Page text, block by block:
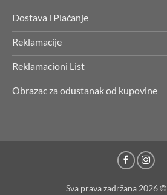
Dostava i Plaćanje
Reklamacije
Reklamacioni List
Obrazac za odustanak od kupovine
Sva prava zadržana 2026 ©